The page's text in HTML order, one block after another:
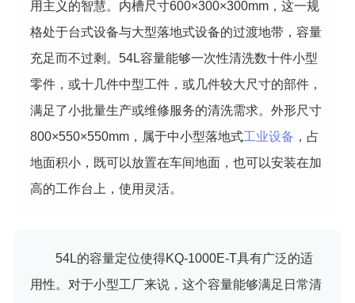
用主义的智慧。内槽尺寸600×300×300mm，这一规
格处于台式设备与大型落地式设备的过渡地带，容量
充足而不过剩。54L容量能够一次性清洗数十件小型
零件，或十几件中型工件，或几件较大尺寸的部件，
满足了小批量生产或维修服务的清洗需求。外形尺寸
800×550×550mm，属于中小型落地式工业设备 ，占
地面积小，既可以放置在车间地面，也可以安装在加
高的工作台上，使用灵活。
54L的容量定位使得KQ-1000E-T具有广泛的适
用性。对于小型工厂来说，这个容量能够满足日常清